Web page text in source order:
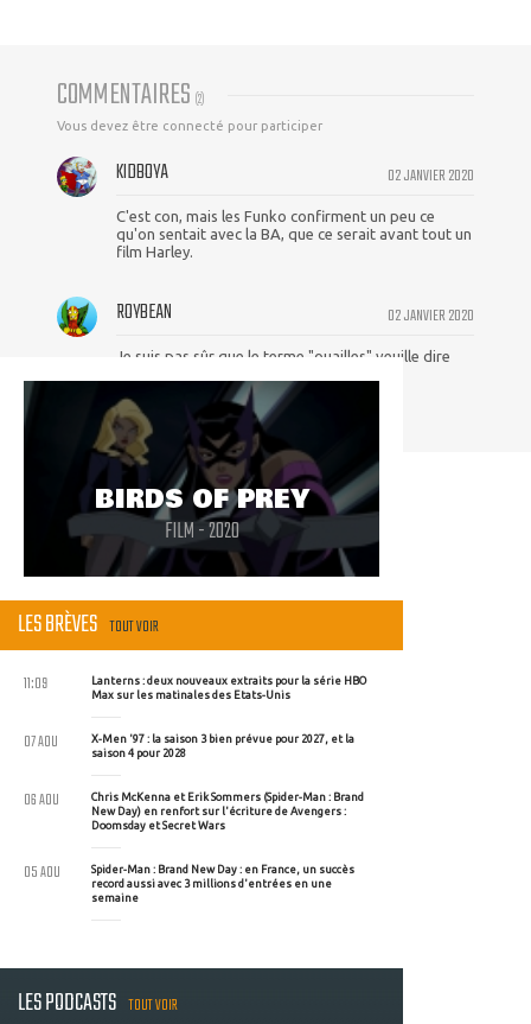
COMMENTAIRES (2)
Vous devez être connecté pour participer
02 JANVIER 2020
KIDBOYA
C'est con, mais les Funko confirment un peu ce
qu'on sentait avec la BA, que ce serait avant tout un
film Harley.
02 JANVIER 2020
ROYBEAN
Je suis pas sûr que le terme "ouailles" veuille dire
BIRDS OF PREY
FILM - 2020
LES BRÈVES TOUT VOIR
Lanterns : deux nouveaux extraits pour la série HBO
Max sur les matinales des Etats-Unis
11:09
X-Men '97 : la saison 3 bien prévue pour 2027, et la
saison 4 pour 2028
07 AOU
Chris McKenna et Erik Sommers (Spider-Man : Brand
New Day) en renfort sur l'écriture de Avengers :
Doomsday et Secret Wars
06 AOU
Spider-Man : Brand New Day : en France, un succès
record aussi avec 3 millions d'entrées en une
semaine
05 AOU
LES PODCASTS TOUT VOIR